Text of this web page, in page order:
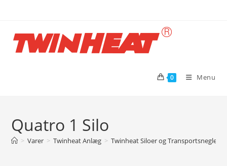
content
0 Menu
Quatro 1 Silo
> Varer > Twinheat Anlæg > Twinheat Siloer og Transportsnegle